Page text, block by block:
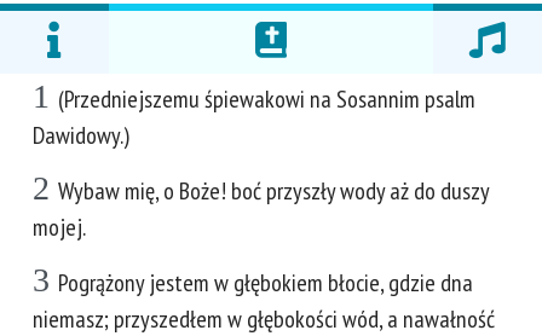
1 (Przedniejszemu śpiewakowi na Sosannim psalm
Dawidowy.)
2 Wybaw mię, o Boże! boć przyszły wody aż do duszy
mojej.
3 Pogrążony jestem w głębokiem błocie, gdzie dna
niemasz; przyszedłem w głębokości wód, a nawałność